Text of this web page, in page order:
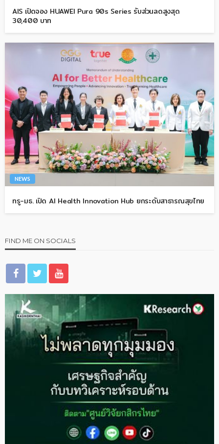
AIS เปิดจอง HUAWEI Pura 90s Series รับส่วนลดสูงสุด
30,400 บาท
NEWS
ทรู-มธ. เปิด AI Health Innovation Hub ยกระดับสาธารณสุขไทย
FIND ME ON SOCIALS